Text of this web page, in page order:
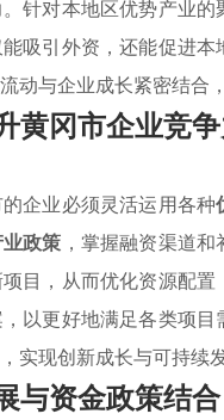
针对本地区优势产业
吸引外资，还能促进
动与企业成长紧密结合
黄冈市企业竞
企业必须灵活运用各种
政策 ，掌握融资渠道
目，从而优化资源配
以更好地满足各类项
实现创新成长与可持续
与资金政策结